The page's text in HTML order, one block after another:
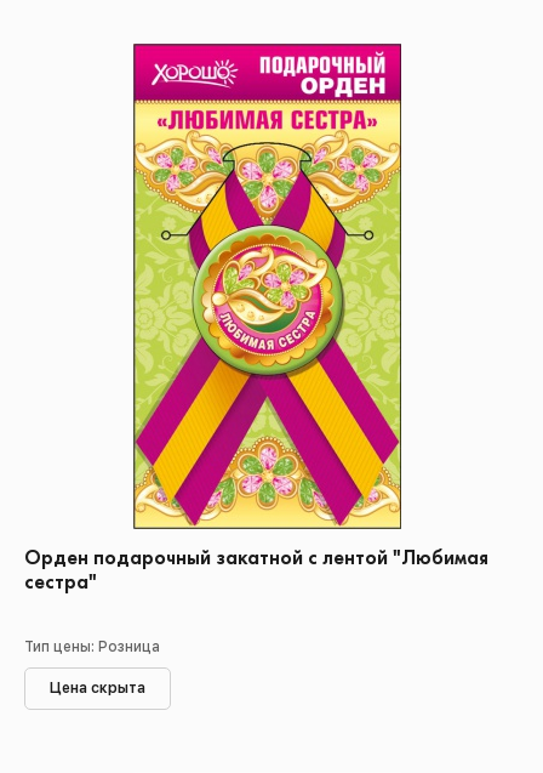
Орден подарочный закатной с лентой "Любимая
сестра"
Тип цены: Розница
Цена скрыта